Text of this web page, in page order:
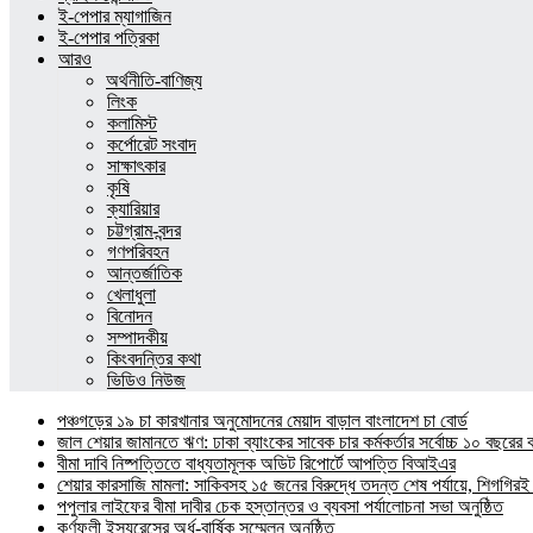
ই-পেপার ম্যাগাজিন
ই-পেপার পত্রিকা
আরও
অর্থনীতি-বাণিজ্য
লিংক
কলামিস্ট
কর্পোরেট সংবাদ
সাক্ষাৎকার
কৃষি
ক্যারিয়ার
চট্টগ্রাম-বন্দর
গণপরিবহন
আন্তর্জাতিক
খেলাধুলা
বিনোদন
সম্পাদকীয়
কিংবদন্তির কথা
ভিডিও নিউজ
পঞ্চগড়ের ১৯ চা কারখানার অনুমোদনের মেয়াদ বাড়াল বাংলাদেশ চা বোর্ড
জাল শেয়ার জামানতে ঋণ: ঢাকা ব্যাংকের সাবেক চার কর্মকর্তার সর্বোচ্চ ১০ বছরের
বীমা দাবি নিষ্পত্তিতে বাধ্যতামূলক অডিট রিপোর্টে আপত্তি বিআইএর
শেয়ার কারসাজি মামলা: সাকিবসহ ১৫ জনের বিরুদ্ধে তদন্ত শেষ পর্যায়ে, শিগগিরই
পপুলার লাইফের বীমা দাবীর চেক হস্তান্তর ও ব্যবসা পর্যালোচনা সভা অনুষ্ঠিত
কর্ণফুলী ইন্স্যুরেন্সের অর্ধ-বার্ষিক সম্মেলন অনুষ্ঠিত